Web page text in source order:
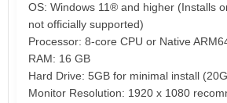
OS: Windows 11® and higher (Installs
not officially supported)
Processor: 8-core CPU or Native
RAM: 16 GB
Hard Drive: 5GB for minimal install
Monitor Resolution: 1920 x 1080